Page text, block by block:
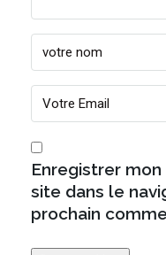
Enregistrer
site dans le
prochain